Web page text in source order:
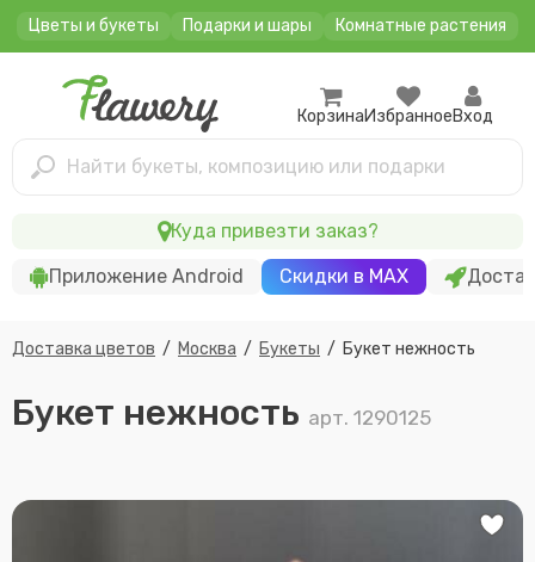
Цветы и букеты Подарки и шары Комнатные растения
Найти букеты, композицию или подарки
КорзинаИзбранноеВход
Приложение Android Скидки в MAX
Куда привезти заказ?
Доставка цветов / Москва / Букеты / Букет нежность
Букет нежность арт. 1290125